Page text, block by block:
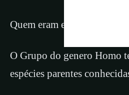
Quem eram esses parentes
O Grupo do genero Homo
espécies parentes